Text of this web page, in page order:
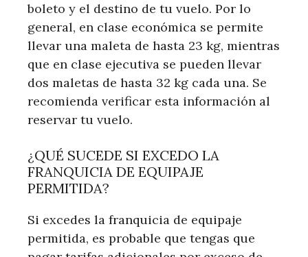
boleto y el destino de tu vuelo. Por lo
general, en clase económica se permite
llevar una maleta de hasta 23 kg, mientras
que en clase ejecutiva se pueden llevar
dos maletas de hasta 32 kg cada una. Se
recomienda verificar esta información al
reservar tu vuelo.
¿QUÉ SUCEDE SI EXCEDO LA
FRANQUICIA DE EQUIPAJE
PERMITIDA?
Si excedes la franquicia de equipaje
permitida, es probable que tengas que